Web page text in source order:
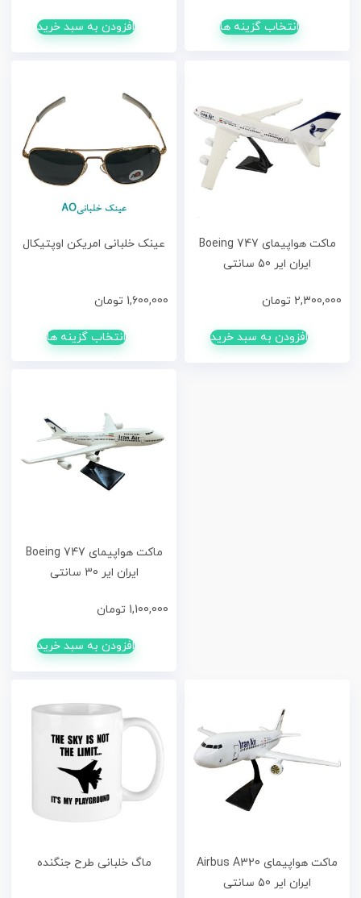
انتخاب گزینه ها افزودن به سبد خرید
ماکت هواپیمای Boeing 747
ایران ایر 50 سانتی
2,300,000 تومان
افزودن به سبد خرید
عینک خلبانی امریکن اوپتیکال
1,600,000 تومان
انتخاب گزینه ها
ماکت هواپیمای Boeing 747
ایران ایر 30 سانتی
1,100,000 تومان
افزودن به سبد خرید
ماکت هواپیمای Airbus A320
ایران ایر 50 سانتی
ماگ خلبانی طرح جنگنده